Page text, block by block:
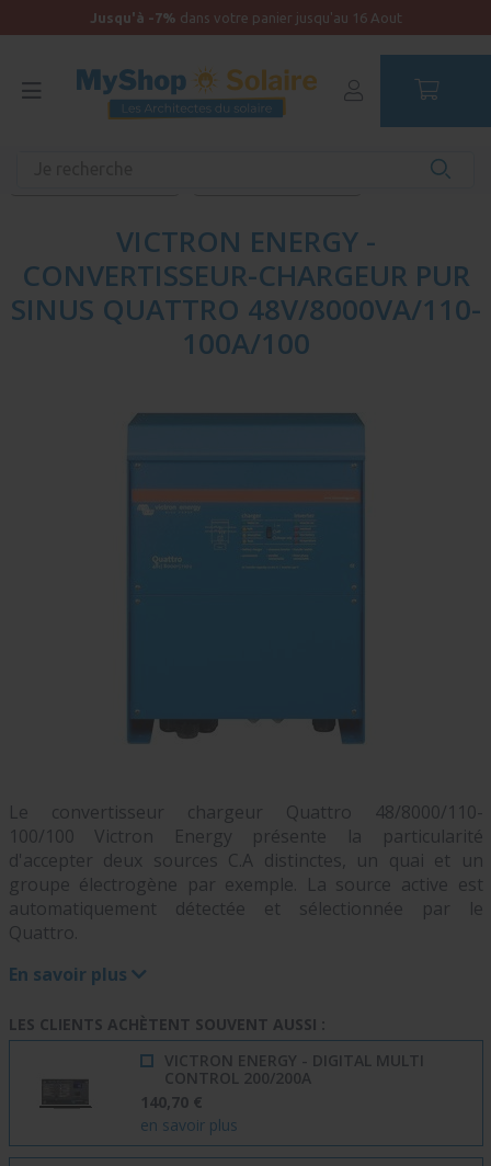
Jusqu'à -7% dans votre panier jusqu'au 16 Aout
VICTRON ENERGY -
CONVERTISSEUR-CHARGEUR PUR
SINUS QUATTRO 48V/8000VA/110-
100A/100
Le convertisseur chargeur Quattro 48/8000/110-
100/100 Victron Energy présente la particularité
d'accepter deux sources C.A distinctes, un quai et un
groupe électrogène par exemple. La source active est
automatiquement détectée et sélectionnée par le
Quattro.
En savoir plus
LES CLIENTS ACHÈTENT SOUVENT AUSSI :
VICTRON ENERGY - DIGITAL MULTI
CONTROL 200/200A
140,70 €
en savoir plus